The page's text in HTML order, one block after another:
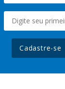
Cadastre-se